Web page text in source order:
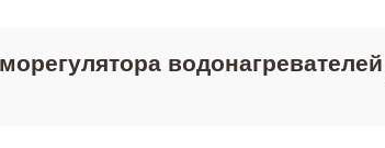
водонагревателей